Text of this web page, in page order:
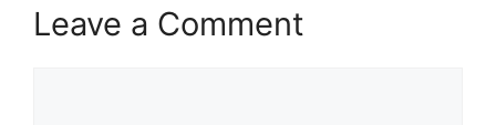
Leave a Comment